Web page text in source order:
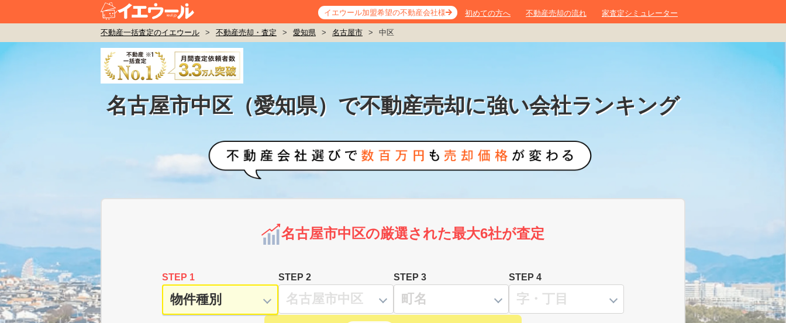
イエウール加盟希望の不動産会社様 初めての方へ 不動産売却の流れ 家査定シミュレーター
不動産一括査定のイエウール > 不動産売却・査定 > 愛知県 > 名古屋市 > 中区
名古屋市中区（愛知県）で不動産売却に強い会社ランキング
名古屋市中区の厳選された最大6社が査定
STEP 1 STEP 2 STEP 3 STEP 4